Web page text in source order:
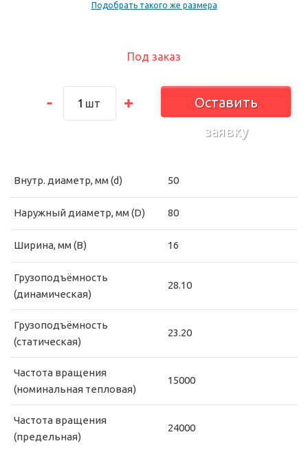
Под заказ
шт
Оставить
заявку
Подобрать такого же размера
Внутр. диаметр, мм (d) 50
Наружный диаметр, мм (D) 80
Ширина, мм (B) 16
Грузоподъёмность
(динамическая)
28.10
Грузоподъёмность
(статическая)
23.20
Частота вращения
(номинальная тепловая)
15000
Частота вращения
(предельная)
24000